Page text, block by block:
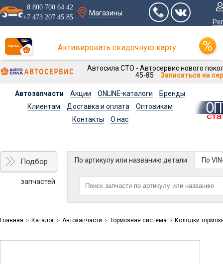
8 800 700 64 42
+7 473 207 45 85
Магазины
Активировать скидочную карту
Автосила СТО - Автосервис нового
45-85
Записаться на
Автозапчасти Акции ONLINE-каталоги
Бренды
Клиентам
Доставка и оплата
Оптовикам
Контакты
О нас
Подбор
запчастей
По артикулу или названию детали По
Главная > Каталог > Автозапчасти > Тормозная система > Колодки